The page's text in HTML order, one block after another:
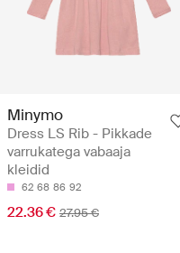
Minymo
Dress LS Rib - Pikkade
varrukatega vabaaja
kleidid
62 68 86 92
22.36 € 27.95 €